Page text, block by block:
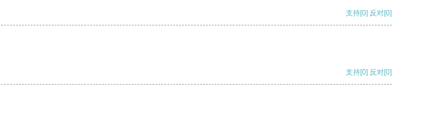
支持[0] 反对[0]
支持[0] 反对[0]